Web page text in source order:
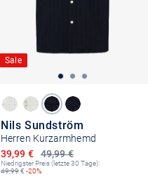
Sale
Nils Sundström
Herren Kurzarmhemd
49,99 €
Ermäßigter Preis
39,99 €
Niedrigster Preis (letzte 30 Tage):
49,99€ -20%